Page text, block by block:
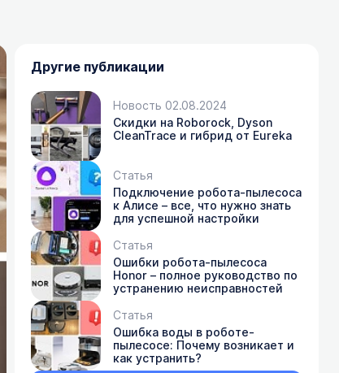
Другие публикации
Новость 02.08.2024
Скидки на Roborock, Dyson
CleanTrace и гибрид от Eureka
Статья
Подключение робота-пылесоса
к Алисе – все, что нужно знать
для успешной настройки
Статья
Ошибки робота-пылесоса
Honor – полное руководство по
устранению неисправностей
Статья
Ошибка воды в роботе-
пылесосе: Почему возникает и
как устранить?